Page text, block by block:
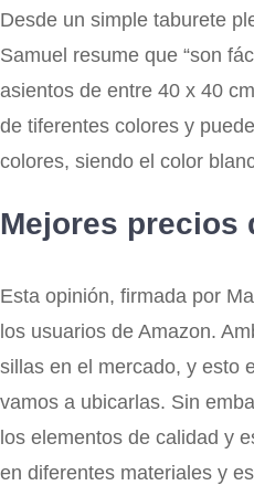
Desde un simple taburete
Samuel resume que “son
asientos de entre 40 x 40
de tiferentes colores y
colores, siendo el color
Mejores precios
Esta opinión, firmada por
los usuarios de Amazon.
sillas en el mercado, y esto
vamos a ubicarlas. Sin
los elementos de calidad y
en diferentes materiales y